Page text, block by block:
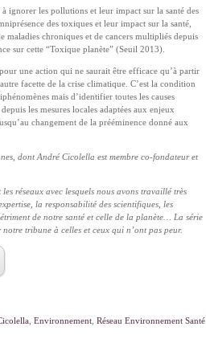
ignorer les pollutions et leur impact sur la santé des
des toxiques et leur impact sur la santé,
maladies chroniques et de cancers multipliés depuis
sur cette “Toxique planète” (Seuil 2013).
une action qui ne saurait être efficace qu’à partir
facette de la crise climatique. C’est la condition
mais d’identifier toutes les causes
les mesures locales adaptées aux enjeux
changement de la prééminence donné aux
dont André Cicolella est membre co-fondateur et
réseaux avec lesquels nous avons travaillé très
la responsabilité des scientifiques, les
de notre santé et celle de la planète… La série
tribune à celles et ceux qui n’ont pas peur.
Environnement Réseau Environnement Santé